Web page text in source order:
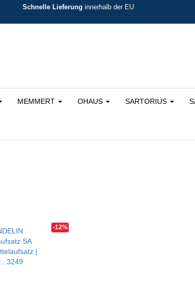
Schnelle Lieferung innerhalb der EU
MEMMERT OHAUS SARTORIUS
-12%